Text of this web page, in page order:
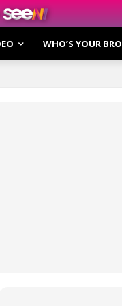
Privasi
WHO’S YOUR BRO